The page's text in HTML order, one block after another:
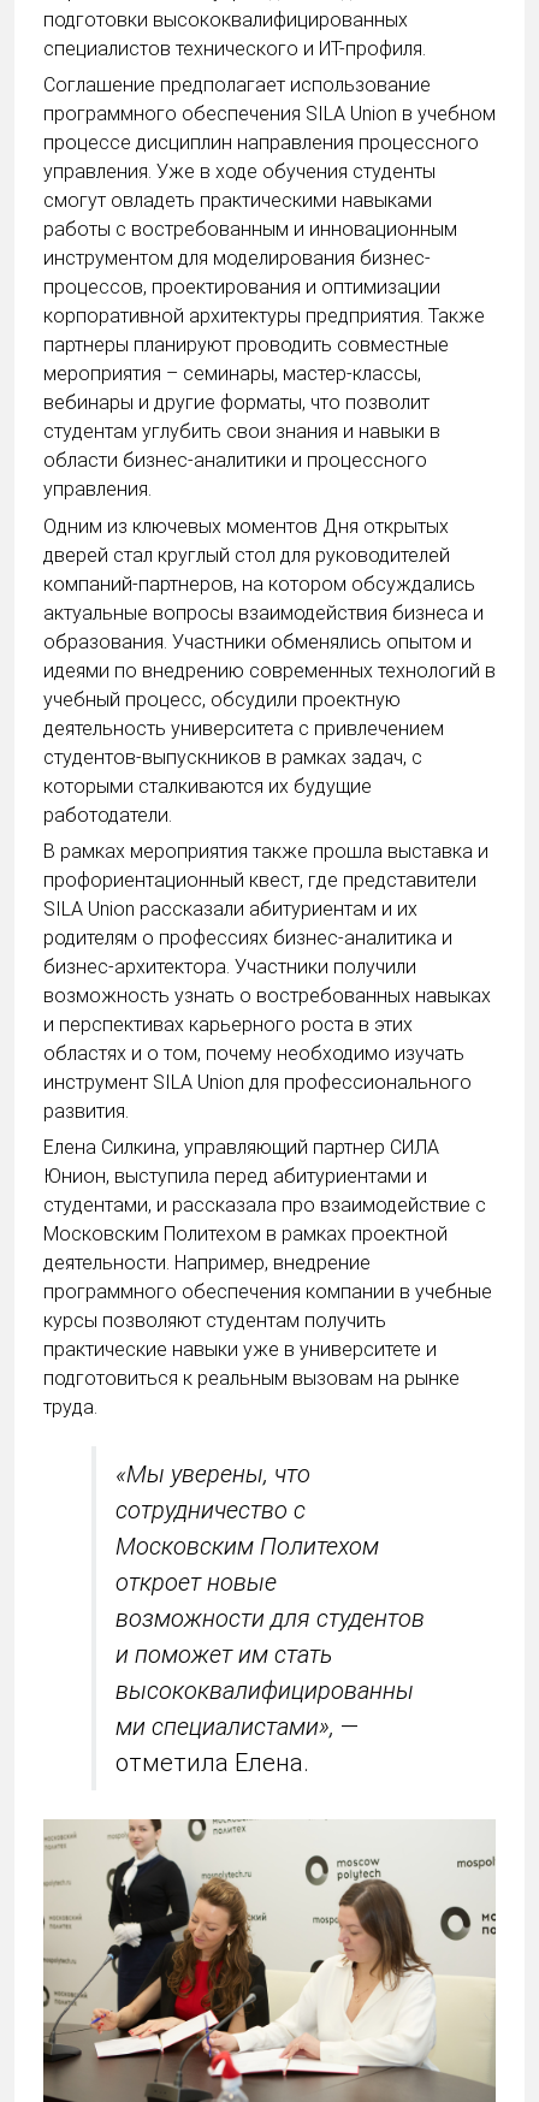
подготовки высококвалифицированных
специалистов технического и ИТ-профиля.
Соглашение предполагает использование
программного обеспечения SILA Union в учебном
процессе дисциплин направления процессного
управления. Уже в ходе обучения студенты
смогут овладеть практическими навыками
работы с востребованным и инновационным
инструментом для моделирования бизнес-
процессов, проектирования и оптимизации
корпоративной архитектуры предприятия. Также
партнеры планируют проводить совместные
мероприятия – семинары, мастер-классы,
вебинары и другие форматы, что позволит
студентам углубить свои знания и навыки в
области бизнес-аналитики и процессного
управления.
Одним из ключевых моментов Дня открытых
дверей стал круглый стол для руководителей
компаний-партнеров, на котором обсуждались
актуальные вопросы взаимодействия бизнеса и
образования. Участники обменялись опытом и
идеями по внедрению современных технологий в
учебный процесс, обсудили проектную
деятельность университета с привлечением
студентов-выпускников в рамках задач, с
которыми сталкиваются их будущие
работодатели.
В рамках мероприятия также прошла выставка и
профориентационный квест, где представители
SILA Union рассказали абитуриентам и их
родителям о профессиях бизнес-аналитика и
бизнес-архитектора. Участники получили
возможность узнать о востребованных навыках
и перспективах карьерного роста в этих
областях и о том, почему необходимо изучать
инструмент SILA Union для профессионального
развития.
Елена Силкина, управляющий партнер СИЛА
Юнион, выступила перед абитуриентами и
студентами, и рассказала про взаимодействие с
Московским Политехом в рамках проектной
деятельности. Например, внедрение
программного обеспечения компании в учебные
курсы позволяют студентам получить
практические навыки уже в университете и
подготовиться к реальным вызовам на рынке
труда.
«Мы уверены, что
сотрудничество с
Московским Политехом
откроет новые
возможности для студентов
и поможет им стать
высококвалифицированны
ми специалистами», —
отметила Елена.